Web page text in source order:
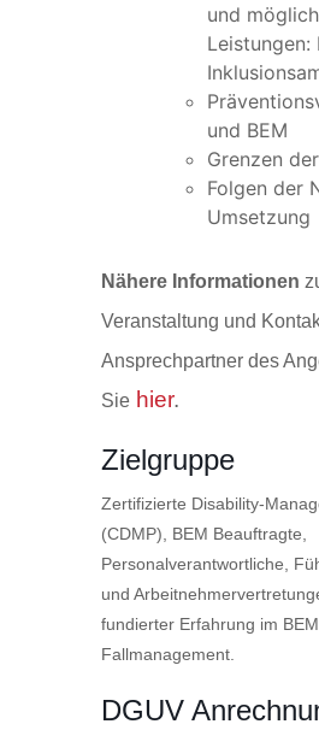
und
Leistungen:
und BEM
Grenzen
Folgen der
Umsetzung
Nähere Informationen
Veranstaltung und
Ansprechpartner des
Sie hier.
Zielgruppe
Zertifizierte Disability-
(CDMP), BEM Beauftragte,
Personalverantwortliche,
und
fundierter Erfahrung im BEM
Fallmanagement.
DGUV